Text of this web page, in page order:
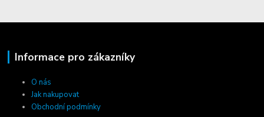
Informace pro zákazníky
O nás
Jak nakupovat
Obchodní podmínky